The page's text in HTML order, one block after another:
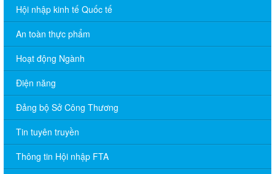
Hội nhập kinh tế Quốc tế
An toàn thực phẩm
Hoạt động Ngành
Điện năng
Đảng bộ Sở Công Thương
Tin tuyên truyền
Thông tin Hội nhập FTA